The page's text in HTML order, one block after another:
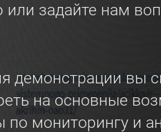
задайте нам
демонстрации вы
на основные
по мониторингу и